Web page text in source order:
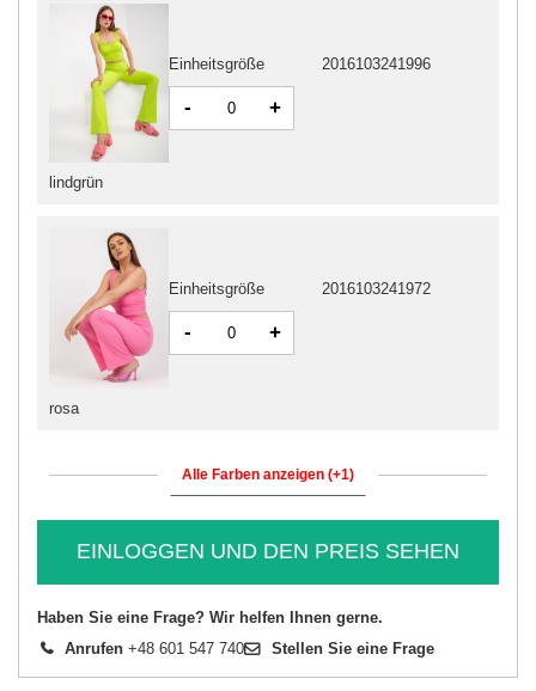
lindgrün
Einheitsgröße 2016103241996
- +
rosa
Einheitsgröße 2016103241972
- +
Alle Farben anzeigen (+1)
EINLOGGEN UND DEN PREIS SEHEN
Haben Sie eine Frage? Wir helfen Ihnen gerne.
Anrufen +48 601 547 740 Stellen Sie eine Frage